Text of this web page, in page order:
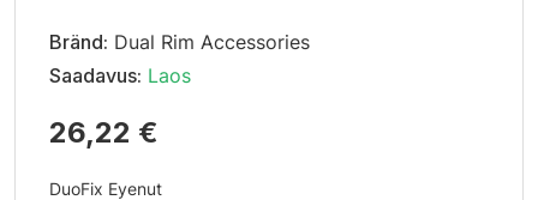
Bränd: Dual Rim Accessories
Saadavus: Laos
26,22 €
DuoFix Eyenut